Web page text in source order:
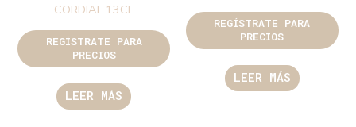
CORDIAL 13CL
REGÍSTRATE PARA
PRECIOS
LEER MÁS
REGÍSTRATE PARA
PRECIOS
LEER MÁS